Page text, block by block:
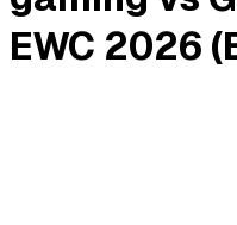
EWC 2026